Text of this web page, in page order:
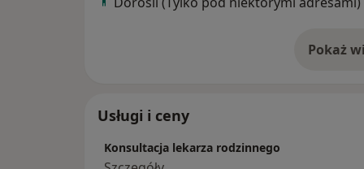
Pokaż o
Usługi i ceny
Konsultacja lekarza rodzinnego